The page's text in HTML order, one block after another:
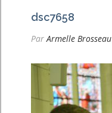
dsc7658
ParArmelle Brosseau